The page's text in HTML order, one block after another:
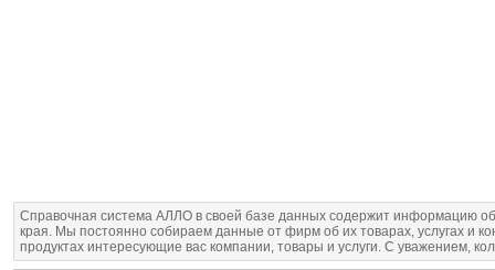
Справочная система АЛЛО в своей базе данных содержит информацию
края. Мы постоянно собираем данные от фирм об их товарах, услугах и
продуктах интересующие вас компании, товары и услуги. С уважением,